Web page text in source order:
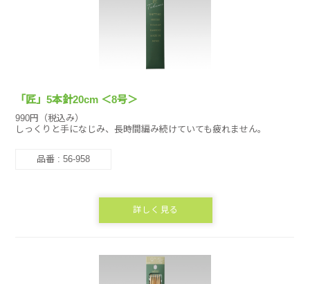
「匠」5本針20cm ＜8号＞
990円（税込み）
しっくりと手になじみ、長時間編み続けていても疲れません。
品番 : 56-958
詳しく見る